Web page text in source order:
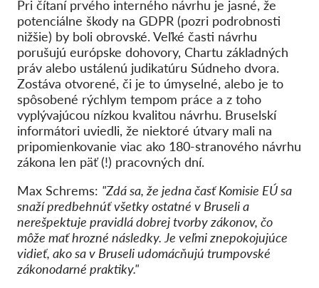
Pri čítaní prvého interného návrhu je jasné, že
potenciálne škody na GDPR (pozri podrobnosti
nižšie) by boli obrovské. Veľké časti návrhu
porušujú európske dohovory, Chartu základných
práv alebo ustálenú judikatúru Súdneho dvora.
Zostáva otvorené, či je to úmyselné, alebo je to
spôsobené rýchlym tempom práce a z toho
vyplývajúcou nízkou kvalitou návrhu. Bruselskí
informátori uviedli, že niektoré útvary mali na
pripomienkovanie viac ako 180-stranového návrhu
zákona len päť (!) pracovných dní.
Max Schrems: "Zdá sa, že jedna časť Komisie EÚ sa
snaží predbehnúť všetky ostatné v Bruseli a
nerešpektuje pravidlá dobrej tvorby zákonov, čo
môže mať hrozné následky. Je veľmi znepokojujúce
vidieť, ako sa v Bruseli udomácňujú trumpovské
zákonodarné praktiky."